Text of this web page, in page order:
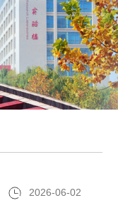
2026-06-02